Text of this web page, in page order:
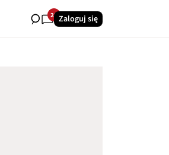
28Zaloguj się